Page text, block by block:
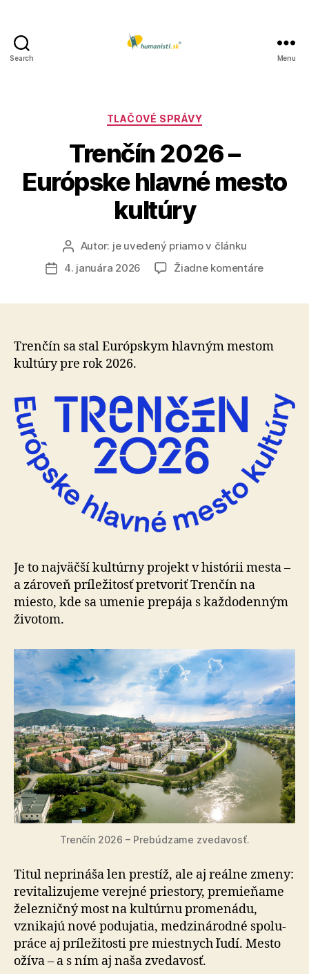
Search Menu
Kategórie
TLAČOVÉ SPRÁVY
Trenčín 2026 –
Európske hlavné mesto
kultúry
Autor
článku
Autor: je uvedený priamo v článku
Dátum
4. januára 2026 Žiadne komentárena
hlavné
Trenčín sa stal Európskym hlavným mestom
kultúry pre rok 2026.
Je to najväčší kultúrny projekt v histórii mesta –
a zá­ro­veň príležitosť pretvoriť Trenčín na
miesto, kde sa umenie prepája s každodenným
životom.
Trenčín 2026 – Prebúdzame zvedavosť.
Titul neprináša len prestíž, ale aj reálne zmeny:
re­vi­ta­li­zu­je­me verejné priestory, premieňame
železničný most na kultúrnu promenádu,
vznikajú nové podujatia, me­dzi­ná­rod­né spo­lu­
prá­ce aj prí­le­ži­tos­ti pre miestnych ľudí. Mesto
ožíva – a s ním aj naša zvedavosť.